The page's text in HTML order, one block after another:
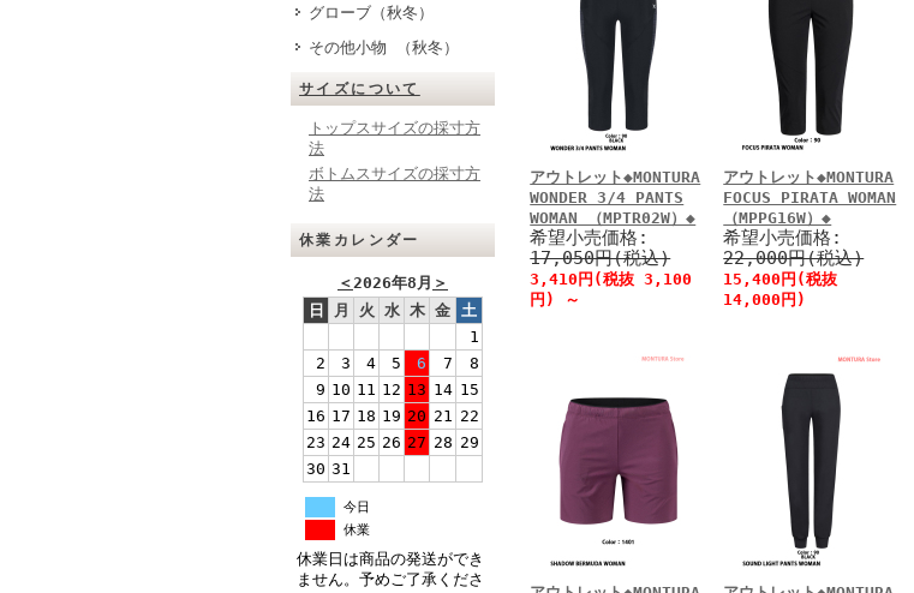
グローブ（秋冬）
その他小物 （秋冬）
サイズについて
トップスサイズの採寸方
法
ボトムスサイズの採寸方
法
休業カレンダー
＜2026年8月 ＞
日
月 火 水 木 金 土
1
2
3 4 5 6 7
8
9 10 11 12 13 14 15
16 17 18 19 20 21 22
23 24 25 26 27 28 29
30 31
今日
休業
休業日は商品の発送ができ
ません。予めご了承くださ
アウトレット◆MONTURA
WONDER 3/4 PANTS
WOMAN （MPTR02W）◆
希望小売価格:
17,050円(税込)
3,410円(税抜 3,100
円)
～
アウトレット◆MONTURA
FOCUS PIRATA WOMAN
（MPPG16W）◆
希望小売価格:
22,000円(税込)
15,400円(税抜
14,000円)